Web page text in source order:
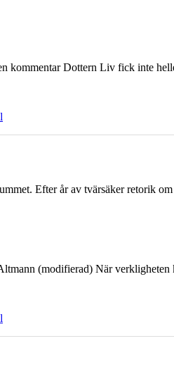
kommentar Dottern Liv fick inte
Efter år av tvärsäker retorik
(modifierad) När